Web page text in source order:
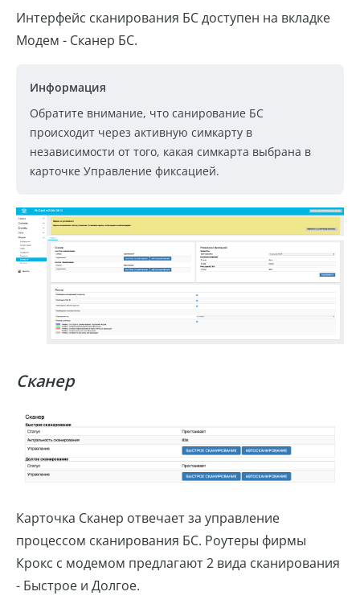
Интерфейс сканирования БС доступен на вкладке
Модем - Сканер БС.
Информация
Обратите внимание, что санирование БС
происходит через активную симкарту в
независимости от того, какая симкарта выбрана в
карточке Управление фиксацией.
Сканер
Карточка Сканер отвечает за управление
процессом сканирования БС. Роутеры фирмы
Крокс с модемом предлагают 2 вида сканирования
- Быстрое и Долгое.